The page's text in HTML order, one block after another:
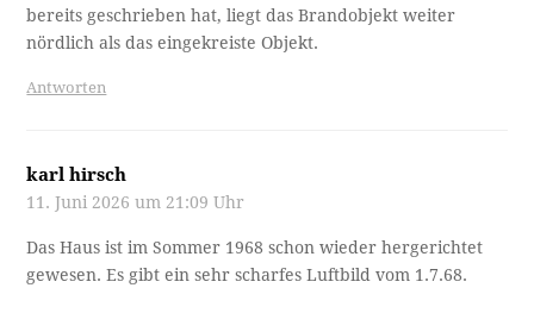
bereits geschrieben hat, liegt das Brandobjekt weiter
nördlich als das eingekreiste Objekt.
Antworten
karl hirsch
11. Juni 2026 um 21:09 Uhr
Das Haus ist im Sommer 1968 schon wieder hergerichtet
gewesen. Es gibt ein sehr scharfes Luftbild vom 1.7.68.